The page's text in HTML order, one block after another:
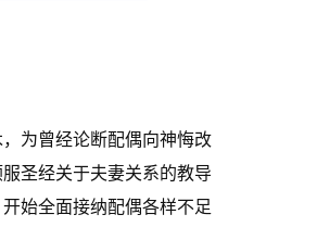
为曾经论断配偶向神悔改
圣经关于夫妻关系的教导
始全面接纳配偶各样不足